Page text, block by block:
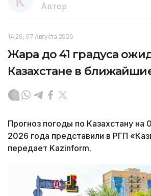
Автор
14:26, 07 Августа 2026
Жара до 41 градуса
Казахстане в
Прогноз погоды по Казахстану на
2026 года представили в РГП
передает Kazinform.